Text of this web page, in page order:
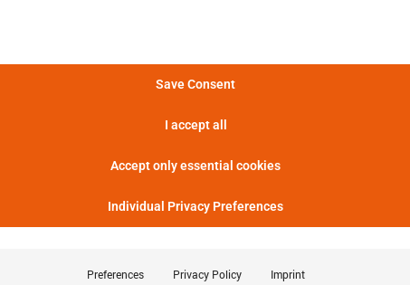
功率特性
Save Consent
I accept all
Accept only essential cookies
Individual Privacy Preferences
Preferences Privacy Policy Imprint